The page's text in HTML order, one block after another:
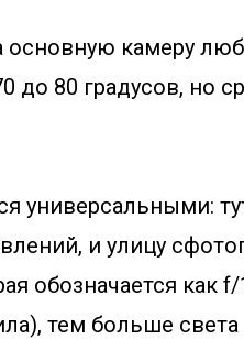
основную камеру
до 80 градусов, но
универсальными:
и улицу
обозначается как
тем больше